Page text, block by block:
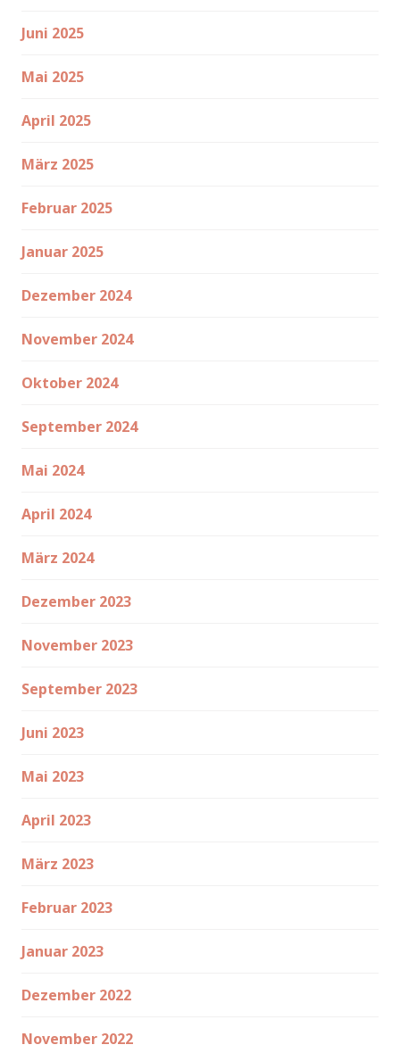
Juni 2025
Mai 2025
April 2025
März 2025
Februar 2025
Januar 2025
Dezember 2024
November 2024
Oktober 2024
September 2024
Mai 2024
April 2024
März 2024
Dezember 2023
November 2023
September 2023
Juni 2023
Mai 2023
April 2023
März 2023
Februar 2023
Januar 2023
Dezember 2022
November 2022